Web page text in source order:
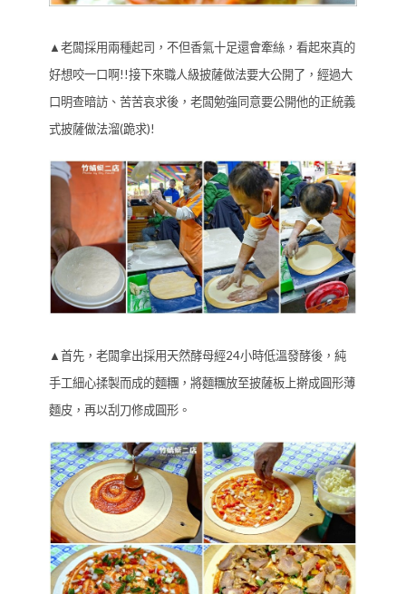
▲老闆採用兩種起司，不但香氣十足還會牽絲，看起來真的
好想咬一口啊!!接下來職人級披薩做法要大公開了，經過大
口明查暗訪、苦苦哀求後，老闆勉強同意要公開他的正統義
式披薩做法溜(跪求)!
▲首先，老闆拿出採用天然酵母經24小時低溫發酵後，純
手工細心揉製而成的麵糰，將麵糰放至披薩板上擀成圓形薄
麵皮，再以刮刀修成圓形。